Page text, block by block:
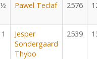
½ Pawel Teclaf 2576
1
Jesper
Sondergaard
Thybo
2539